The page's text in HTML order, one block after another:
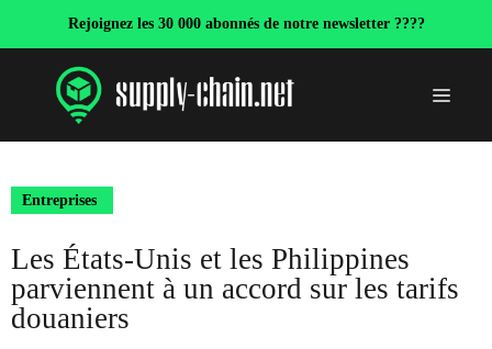
Rejoignez les 30 000 abonnés de notre newsletter ????
Menu
Entreprises
Les États-Unis et les Philippines
parviennent à un accord sur les tarifs
douaniers